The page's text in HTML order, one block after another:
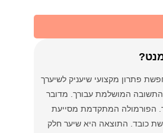
פתרון מקצועי שיעניק לשיערך
המושלמת עבורך. מדובר
הפורמולה המתקדמת מסייעת
כובד. התוצאה היא שיער חלק